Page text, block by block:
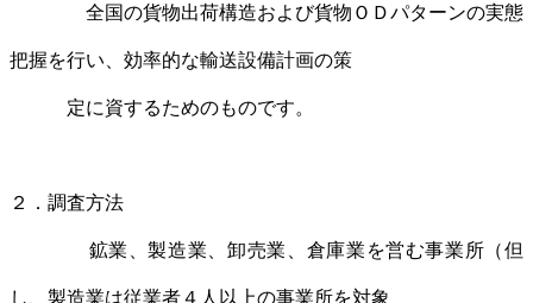
全国の貨物出荷構造および貨物ＯＤパターンの実態
把握を行い、効率的な輸送設備計画の策
定に資するためのものです。
２．調査方法
鉱業、製造業、卸売業、倉庫業を営む事業所（但
し、製造業は従業者４人以上の事業所を対象